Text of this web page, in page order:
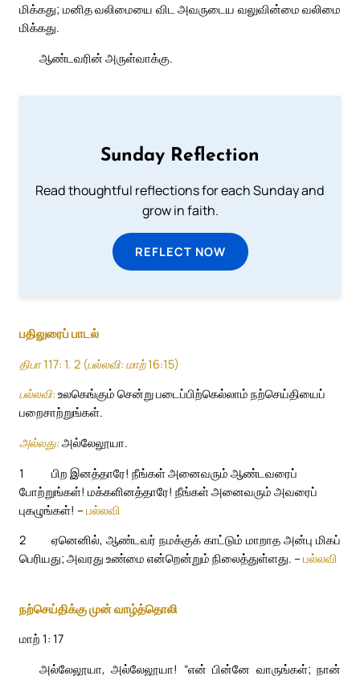
மிக்கது; மனித வலிமையை விட அவருடைய வலுவின்மை வலிமை
மிக்கது.
ஆண்டவரின் அருள்வாக்கு.
Sunday Reflection
Read thoughtful reflections for each Sunday and
grow in faith.
REFLECT NOW
பதிலுரைப் பாடல்
திபா 117: 1. 2 (பல்லவி: மாற் 16:15)
பல்லவி: உலகெங்கும் சென்று படைப்பிற்கெல்லாம் நற்செய்தியைப்
பறைசாற்றுங்கள்.
அல்லது: அல்லேலூயா.
1
பிற இனத்தாரே! நீங்கள் அனைவரும் ஆண்டவரைப்
போற்றுங்கள்! மக்களினத்தாரே! நீங்கள் அனைவரும் அவரைப்
புகழுங்கள்! – பல்லவி
2
ஏனெனில், ஆண்டவர் நமக்குக் காட்டும் மாறாத அன்பு மிகப்
பெரியது; அவரது உண்மை என்றென்றும் நிலைத்துள்ளது. – பல்லவி
நற்செய்திக்கு முன் வாழ்த்தொலி
மாற் 1: 17
அல்லேலூயா, அல்லேலூயா! “என் பின்னே வாருங்கள்; நான்